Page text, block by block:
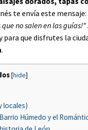
te envía este mensaje:
no salen en las guías!”
que disfrutes la
.
[hide]
locales)
Húmedo y el